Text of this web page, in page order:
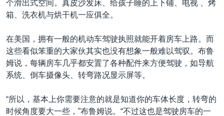
个滑出式空间。真皮沙发床、给孩子睡的上下铺、电视 、烤
箱、洗衣机与烘干机一应俱全。
在美国，拥有一般的机动车驾驶执照就能开着房车上路。而
这些看似笨重的大家伙其实也没有想象一般难以驾驭。布鲁
姆说，每辆房车几乎都安置了各种配件来方便驾驶，如导航
系统、倒车摄像头、转弯路况显示屏等。
“所以，基本上你需要注意的就是知道你的车体长度，转弯的
时候角度要大一些，”布鲁姆说。“不过这也是驾驶房车的一